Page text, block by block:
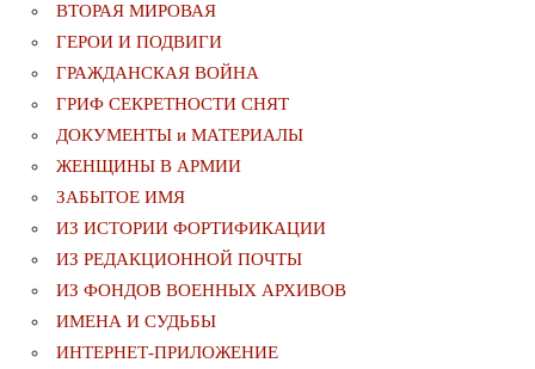
ВТОРАЯ МИРОВАЯ
ГЕРОИ И ПОДВИГИ
ГРАЖДАНСКАЯ ВОЙНА
ГРИФ СЕКРЕТНОСТИ СНЯТ
ДОКУМЕНТЫ и МАТЕРИАЛЫ
ЖЕНЩИНЫ В АРМИИ
ЗАБЫТОЕ ИМЯ
ИЗ ИСТОРИИ ФОРТИФИКАЦИИ
ИЗ РЕДАКЦИОННОЙ ПОЧТЫ
ИЗ ФОНДОВ ВОЕННЫХ АРХИВОВ
ИМЕНА И СУДЬБЫ
ИНТЕРНЕТ-ПРИЛОЖЕНИЕ